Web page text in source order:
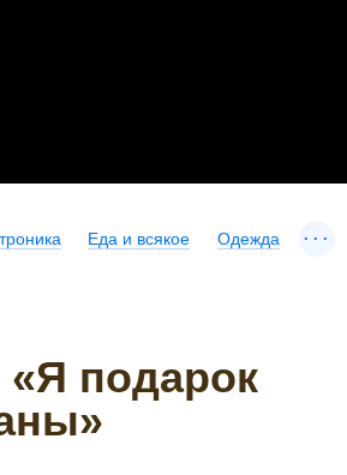
Еда и всякое Одежда ...
подарок